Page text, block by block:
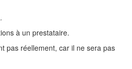
à un prestataire.
pas réellement, car il ne sera pas